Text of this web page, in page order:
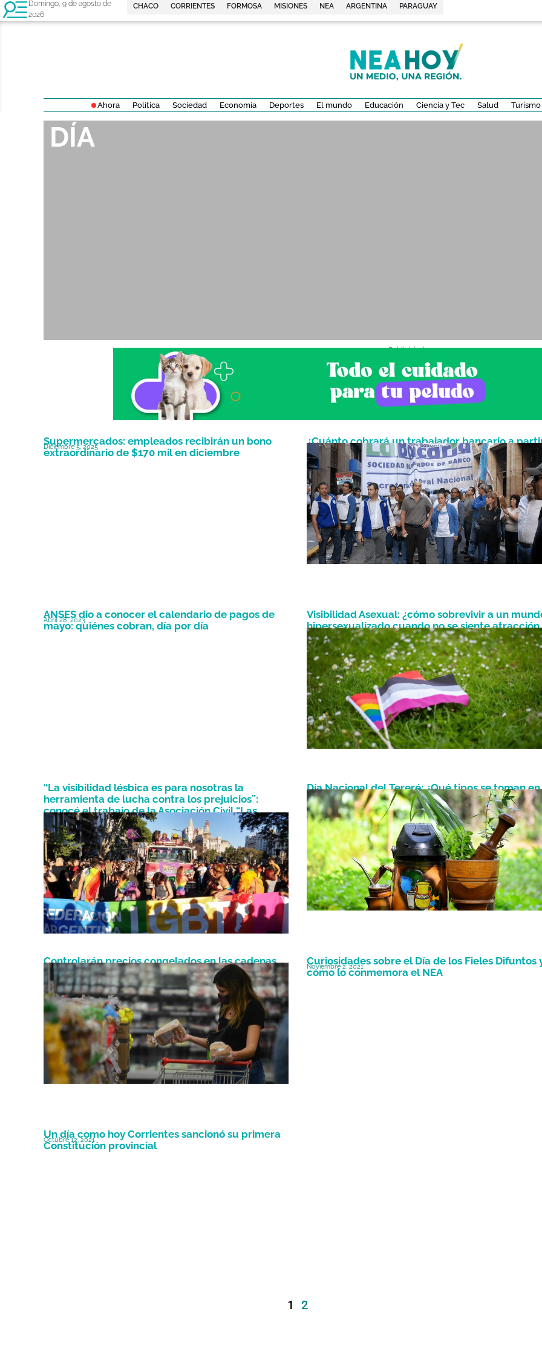
Domingo, 9 de agosto de
2026
CHACO CORRIENTES FORMOSA MISIONES NEA ARGENTINA PARAGUAY
Ahora Política Sociedad Economía Deportes El mundo Educación Ciencia y Tec Salud Turismo
DÍA
- Publicidad -
Supermercados: empleados recibirán un bono
extraordinario de $170 mil en diciembre
Diciembre 5, 2025
¿Cuánto cobrará un trabajador bancario a
de julio?
Mayo 24, 2023
ANSES dio a conocer el calendario de pagos de
mayo: quiénes cobran, día por día
Abril 28, 2023
Visibilidad Asexual: ¿cómo sobrevivir a un
hipersexualizado cuando no se siente atracción
sexual?
Abril 6, 2023
“La visibilidad lésbica es para nosotras la
herramienta de lucha contra los prejuicios”:
conocé el trabajo de la Asociación Civil “Las
Fulanas”
Marzo 7, 2023
Día Nacional del Tereré: ¿Qué tipos se toman en
Paraguay?
Febrero 25, 2023
Controlarán precios congelados en las cadenas
correntinas
Noviembre 3, 2021
Curiosidades sobre el Día de los Fieles Difuntos
cómo lo conmemora el NEA
Noviembre 2, 2021
Un día como hoy Corrientes sancionó su primera
Constitución provincial
Octubre 12, 2021
1 2